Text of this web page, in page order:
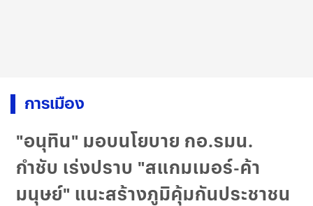
การเมือง
"อนุทิน​" มอบนโยบาย​ กอ.รมน.
กำชับ​ เร่งปราบ "สแกมเมอร์-​ค้า
มนุษย์"​ แนะสร้างภูมิคุ้มกัน​ประชาชน​